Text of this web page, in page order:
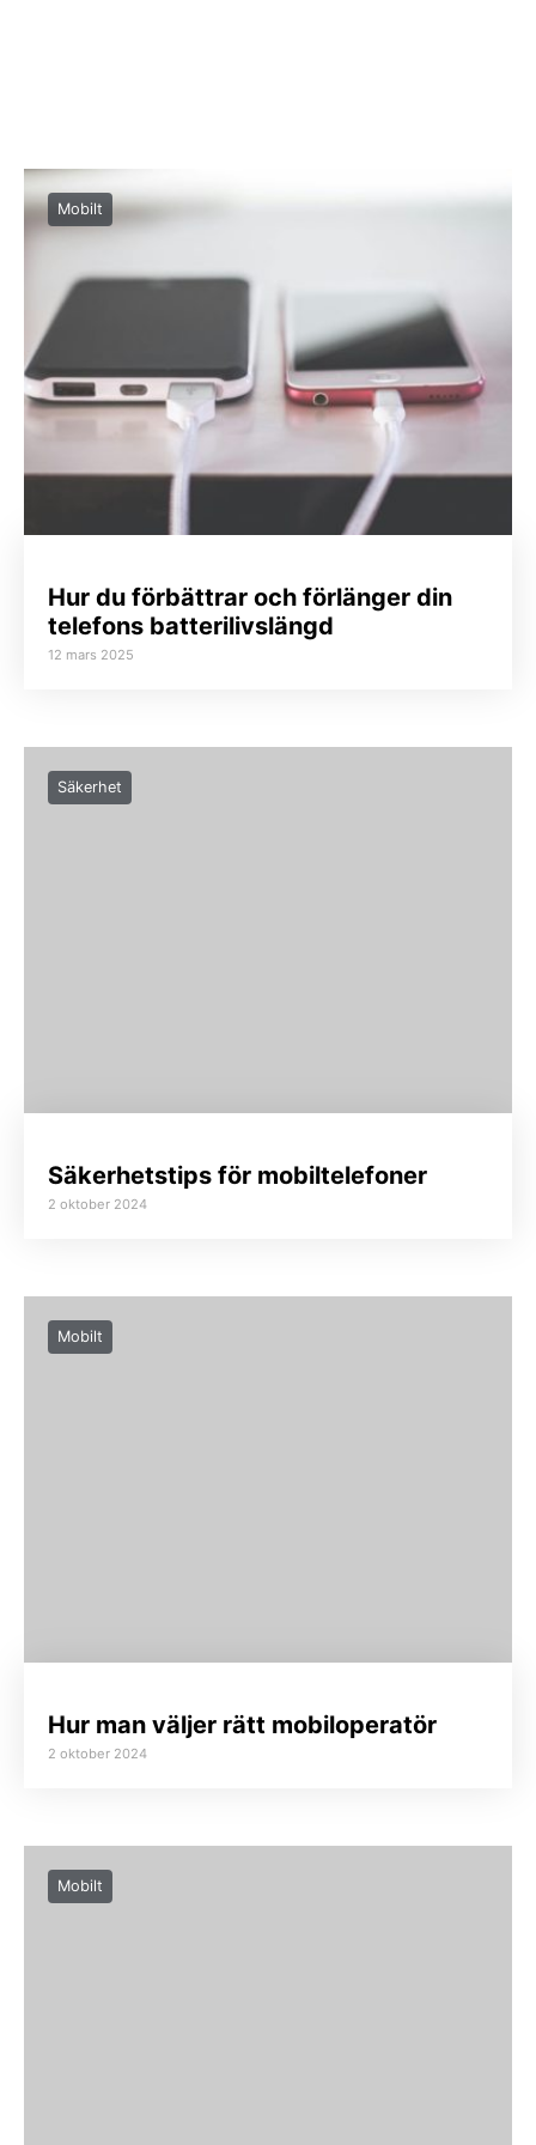
Mobilt
Hur du förbättrar och förlänger din
telefons batterilivslängd
12 mars 2025
Säkerhet
Säkerhetstips för mobiltelefoner
2 oktober 2024
Mobilt
Hur man väljer rätt mobiloperatör
2 oktober 2024
Mobilt